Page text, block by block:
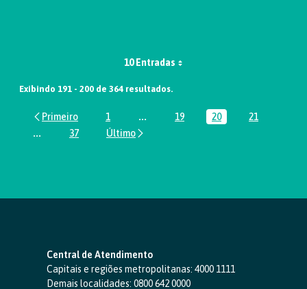
10 Entradas
Exibindo 191 - 200 de 364 resultados.
Página
1 ...Páginas intermediárias Usar ABA
Página
19 Página
20 Página
21
...Páginas intermediárias Usar ABA para navegar.
Página
37
Central de Atendimento
Capitais e regiões metropolitanas: 4000 1111
Demais localidades: 0800 642 0000